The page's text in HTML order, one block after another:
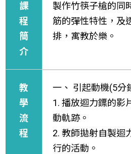
課
程
簡
介
製作竹筷子槍的同
筋的彈性特性，及
排，寓教於樂。
教
學
流
程
一、 引起動機(5分
1. 播放迴力鏢的影
動軌跡。
2. 教師拋射自製迴
行的活動。